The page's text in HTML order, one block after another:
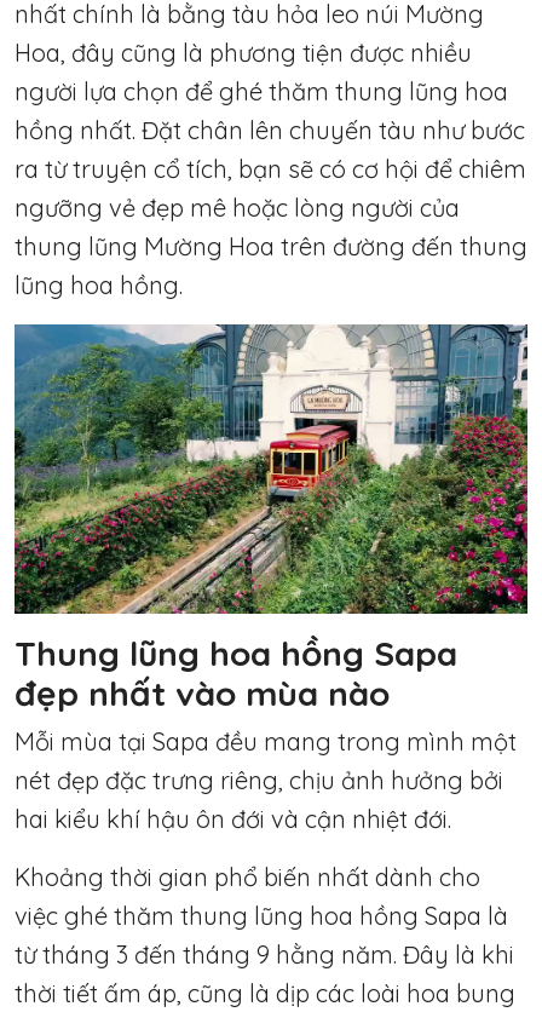
nhất chính là bằng tàu hỏa leo núi Mường
Hoa, đây cũng là phương tiện được nhiều
người lựa chọn để ghé thăm thung lũng hoa
hồng nhất. Đặt chân lên chuyến tàu như bước
ra từ truyện cổ tích, bạn sẽ có cơ hội để chiêm
ngưỡng vẻ đẹp mê hoặc lòng người của
thung lũng Mường Hoa trên đường đến thung
lũng hoa hồng.
Thung lũng hoa hồng Sapa
đẹp nhất vào mùa nào
Mỗi mùa tại Sapa đều mang trong mình một
nét đẹp đặc trưng riêng, chịu ảnh hưởng bởi
hai kiểu khí hậu ôn đới và cận nhiệt đới.
Khoảng thời gian phổ biến nhất dành cho
việc ghé thăm thung lũng hoa hồng Sapa là
từ tháng 3 đến tháng 9 hằng năm. Đây là khi
thời tiết ấm áp, cũng là dịp các loài hoa bung